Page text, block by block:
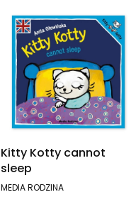
Kitty Kotty cannot
sleep
PRODUCENT
MEDIA RODZINA